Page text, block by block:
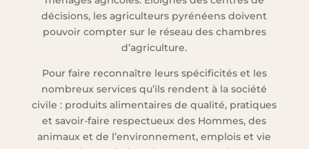
décisions, les agriculteurs pyrénéens doivent
pouvoir compter sur le réseau des chambres
d’agriculture.
Pour faire reconnaître leurs spécificités et les
nombreux services qu’ils rendent à la société
civile : produits alimentaires de qualité, pratiques
et savoir-faire respectueux des Hommes, des
animaux et de l’environnement, emplois et vie